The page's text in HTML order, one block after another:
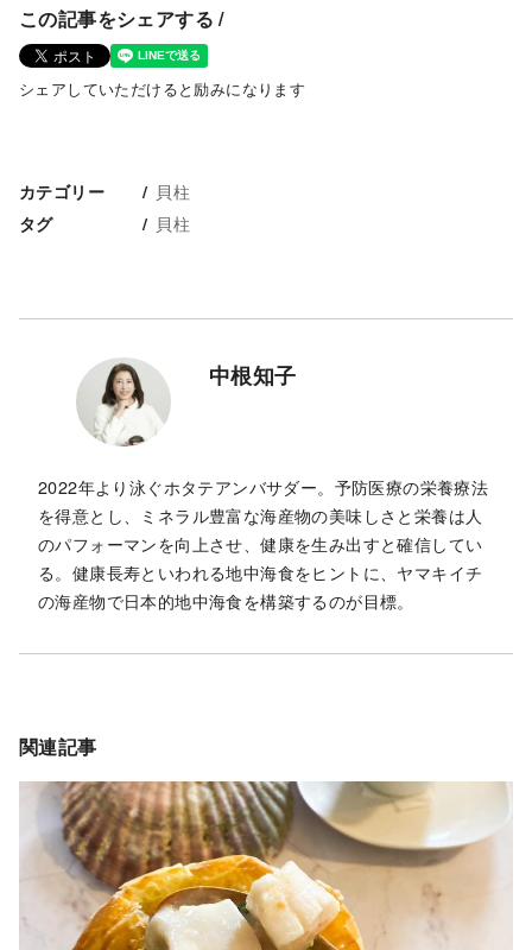
この記事をシェアする /
シェアしていただけると励みになります
カテゴリー 貝柱
タグ 貝柱
中根知子
2022年より泳ぐホタテアンバサダー。予防医療の栄養療法
を得意とし、ミネラル豊富な海産物の美味しさと栄養は人
のパフォーマンを向上させ、健康を生み出すと確信してい
る。健康長寿といわれる地中海食をヒントに、ヤマキイチ
の海産物で日本的地中海食を構築するのが目標。
関連記事